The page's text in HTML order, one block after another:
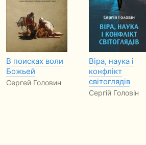
В поисках воли
Божьей
Сергей Головин
Віра, наука і
конфлікт
світоглядів
Сергій Головін